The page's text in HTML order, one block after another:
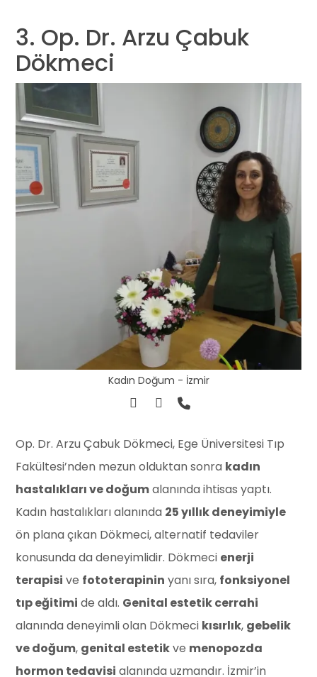
3. Op. Dr. Arzu Çabuk
Dökmeci
Kadın Doğum - İzmir
Op. Dr. Arzu Çabuk Dökmeci, Ege Üniversitesi Tıp
Fakültesi’nden mezun olduktan sonra kadın
hastalıkları ve doğumalanında ihtisas yaptı.
Kadın hastalıkları alanında 25 yıllık deneyimiyle
ön plana çıkan Dökmeci, alternatif tedaviler
konusunda da deneyimlidir. Dökmeci enerji
terapisi ve fototerapinin yanı sıra, fonksiyonel
tıp eğitimi de aldı. Genital estetik cerrahi
alanında deneyimli olan Dökmeci kısırlık, gebelik
ve doğum, genital estetikve menopozda
hormon tedavisi alanında uzmandır. İzmir’in